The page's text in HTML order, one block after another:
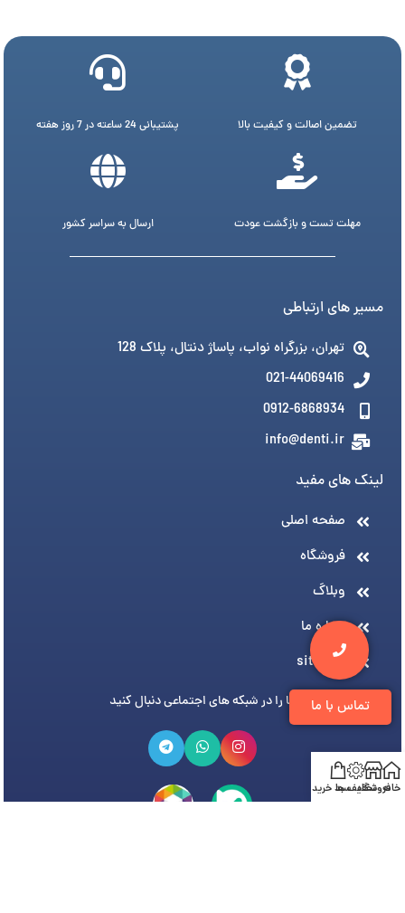
تماس با ما
تضمین اصالت و کیفیت بالا پشتیبانی 24 ساعته در 7 روز هفته
مهلت تست و بازگشت عودت ارسال به سراسر کشور
مسیر های ارتباطی
تهران، بزرگراه نواب، پاساژ دنتال، پلاک 128
021-44069416
0912-6868934
info@denti.ir
لینک های مفید
صفحه اصلی
فروشگاه
وبلاگ
درباره ما
sitemap
ما را در شبکه های اجتماعی دنبال کنید
خانهفروشگاه
تخفیف هاسبد خرید